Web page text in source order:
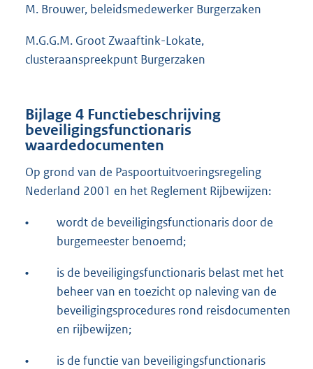
M. Brouwer, beleidsmedewerker Burgerzaken
M.G.G.M. Groot Zwaaftink-Lokate,
clusteraanspreekpunt Burgerzaken
Bijlage 4 Functiebeschrijving
beveiligingsfunctionaris
waardedocumenten
Op grond van de Paspoortuitvoeringsregeling
Nederland 2001 en het Reglement Rijbewijzen:
•
wordt de beveiligingsfunctionaris door de
burgemeester benoemd;
•
is de beveiligingsfunctionaris belast met het
beheer van en toezicht op naleving van de
beveiligingsprocedures rond reisdocumenten
en rijbewijzen;
•
is de functie van beveiligingsfunctionaris